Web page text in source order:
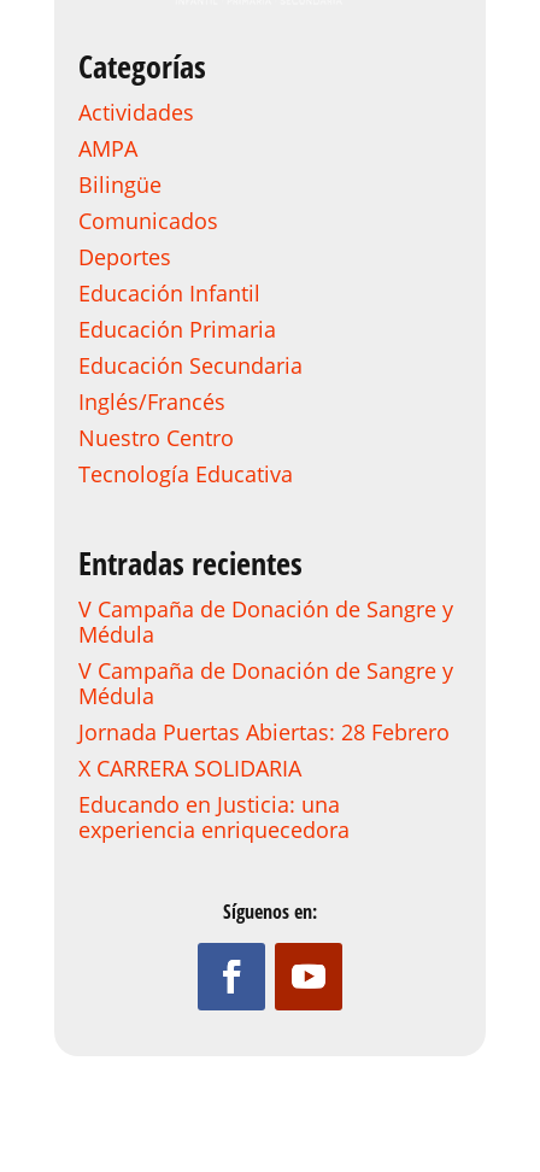
Categorías
Actividades
AMPA
Bilingüe
Comunicados
Deportes
Educación Infantil
Educación Primaria
Educación Secundaria
Inglés/Francés
Nuestro Centro
Tecnología Educativa
Entradas recientes
V Campaña de Donación de Sangre y
Médula
V Campaña de Donación de Sangre y
Médula
Jornada Puertas Abiertas: 28 Febrero
X CARRERA SOLIDARIA
Educando en Justicia: una
experiencia enriquecedora
Síguenos en: